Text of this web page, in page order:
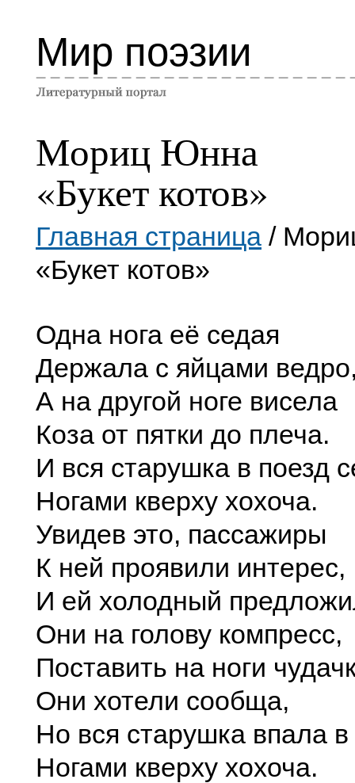
Мир поэзии
Мориц Юнна
«Букет котов»
Главная страница /
«Букет котов»
Одна нога её седая
Держала с яйцами
А на другой ноге висела
Коза от пятки до плеча.
И вся старушка в поезд
Ногами кверху хохоча.
Увидев это, пассажиры
К ней проявили интерес,
И ей холодный
Они на голову компресс,
Поставить на ноги
Они хотели сообща,
Но вся старушка впала в
Ногами кверху хохоча.